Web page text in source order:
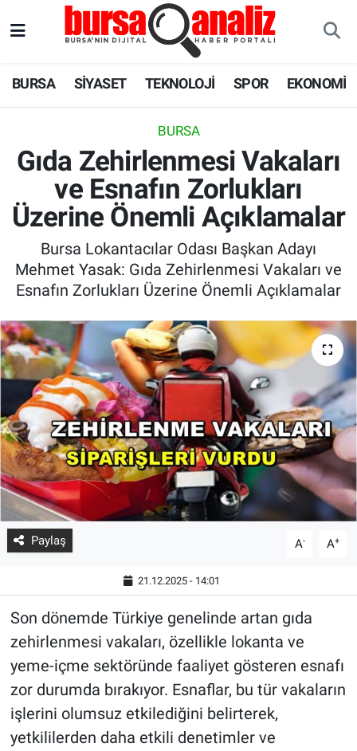
BURSA SİYASET TEKNOLOJİ SPOR EKONOMİ
BURSA
Gıda Zehirlenmesi Vakaları
ve Esnafın Zorlukları
Üzerine Önemli Açıklamalar
Bursa Lokantacılar Odası Başkan Adayı
Mehmet Yasak: Gıda Zehirlenmesi Vakaları ve
Esnafın Zorlukları Üzerine Önemli Açıklamalar
Paylaş A- A+
21.12.2025 - 14:01
Son dönemde Türkiye genelinde artan gıda
zehirlenmesi vakaları, özellikle lokanta ve
yeme-içme sektöründe faaliyet gösteren esnafı
zor durumda bırakıyor. Esnaflar, bu tür vakaların
işlerini olumsuz etkilediğini belirterek,
yetkililerden daha etkili denetimler ve
SPOR
EKONOMİ
SAĞLIK
BLOG
Süper Lig Puan Durumu ve Fikstür
Tüm Manşetler
Son Dakika Haberleri